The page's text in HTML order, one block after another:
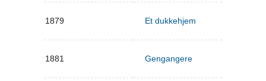
1879 Et dukkehjem
1881 Gengangere